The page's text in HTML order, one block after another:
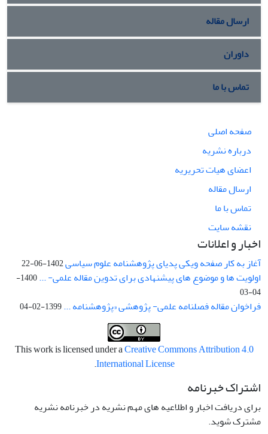
ارسال مقاله
داوران
تماس با ما
صفحه اصلی
درباره نشریه
اعضای هیات تحریریه
ارسال مقاله
تماس با ما
نقشه سایت
اخبار و اعلانات
آغاز به کار صفحه ویکی پدیای پژوهشنامه علوم سیاسی1402-06-22
اولویت ها و موضوع های پیشنهادی برای تدوین مقاله علمی- ...
1400-
04-03
فراخوان مقاله فصلنامه علمی- پژوهشی «پژوهشنامه ...1399-02-04
This work is licensed under aCreative Commons Attribution 4.0
International License
.
اشتراک خبرنامه
برای دریافت اخبار و اطلاعیه های مهم نشریه در خبرنامه نشریه
مشترک شوید.